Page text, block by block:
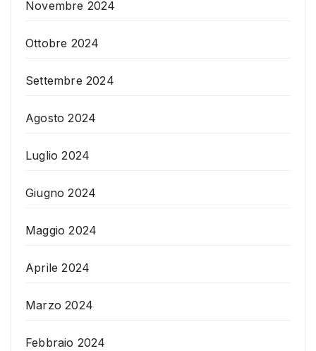
Novembre 2024
Ottobre 2024
Settembre 2024
Agosto 2024
Luglio 2024
Giugno 2024
Maggio 2024
Aprile 2024
Marzo 2024
Febbraio 2024